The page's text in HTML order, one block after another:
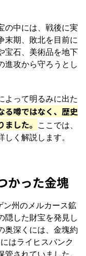
の中には、戦後に実
末期、敗北を目前に
宝石、美術品を地下
進攻から守ろうとし
よって明るみに出た
る噂ではなく、歴史
した。
ここでは、
く解説します。
かった金塊
ン州のメルカース鉱
隠した財宝を発見し
奥深くには、金塊約
はライヒスバンク